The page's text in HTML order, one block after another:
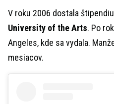
V roku 2006 dostala
University of the Arts. Po
Angeles, kde sa vydala.
mesiacov.